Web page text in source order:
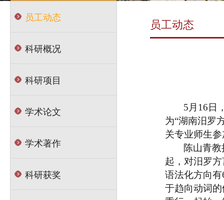
员工动态
科研概况
科研项目
学术论文
学术著作
科研获奖
员工动态
5月16日
为“湖南汨罗
关专业师生
陈山青
起，对汨罗
语法化方向有
于趋向动词